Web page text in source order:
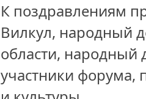
К поздравлениям
Вилкул, народный
области, народный
участники форума,